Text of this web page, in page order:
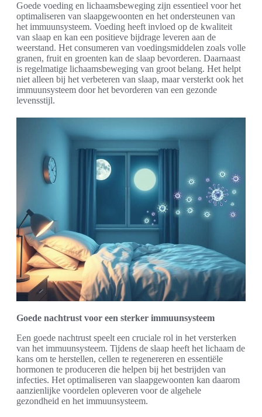
Goede voeding en lichaamsbeweging zijn essentieel voor het
optimaliseren van slaapgewoonten en het ondersteunen van
het immuunsysteem. Voeding heeft invloed op de kwaliteit
van slaap en kan een positieve bijdrage leveren aan de
weerstand. Het consumeren van voedingsmiddelen zoals volle
granen, fruit en groenten kan de slaap bevorderen. Daarnaast
is regelmatige lichaamsbeweging van groot belang. Het helpt
niet alleen bij het verbeteren van slaap, maar versterkt ook het
immuunsysteem door het bevorderen van een gezonde
levensstijl.
Goede nachtrust voor een sterker immuunsysteem
Een goede nachtrust speelt een cruciale rol in het versterken
van het immuunsysteem. Tijdens de slaap heeft het lichaam de
kans om te herstellen, cellen te regenereren en essentiële
hormonen te produceren die helpen bij het bestrijden van
infecties. Het optimaliseren van slaapgewoonten kan daarom
aanzienlijke voordelen opleveren voor de algehele
gezondheid en het immuunsysteem.